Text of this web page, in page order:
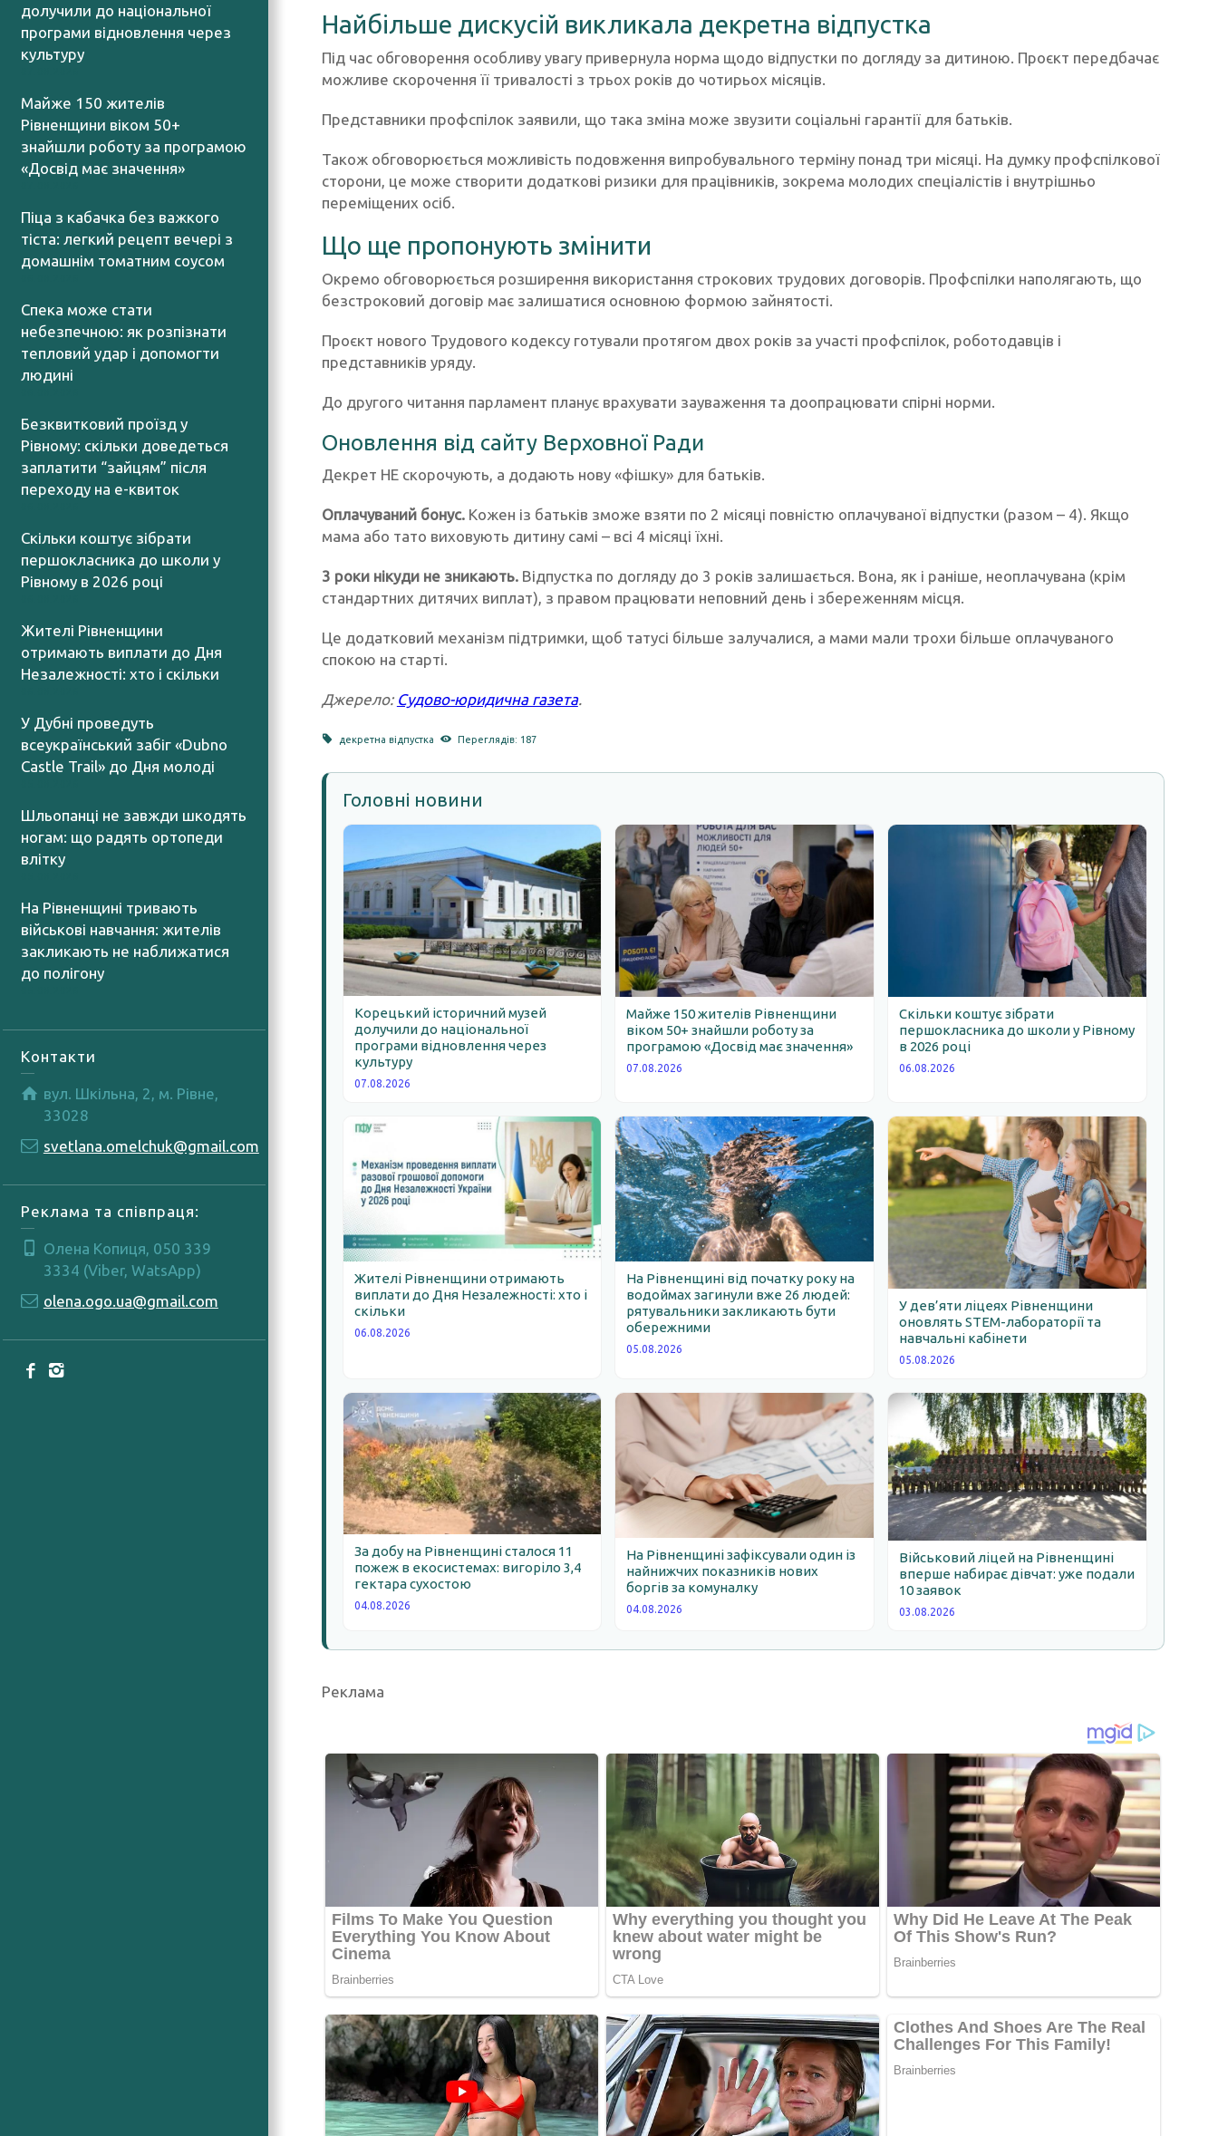
долучили до національної
програми відновлення через
культуру
Майже 150 жителів
Рівненщини віком 50+
знайшли роботу за програмою
«Досвід має значення»
Піца з кабачка без важкого
тіста: легкий рецепт вечері з
домашнім томатним соусом
Спека може стати
небезпечною: як розпізнати
тепловий удар і допомогти
людині
Безквитковий проїзд у
Рівному: скільки доведеться
заплатити “зайцям” після
переходу на е-квиток
Скільки коштує зібрати
першокласника до школи у
Рівному в 2026 році
Жителі Рівненщини
отримають виплати до Дня
Незалежності: хто і скільки
У Дубні проведуть
всеукраїнський забіг «Dubno
Castle Trail» до Дня молоді
Шльопанці не завжди шкодять
ногам: що радять ортопеди
влітку
На Рівненщині тривають
військові навчання: жителів
закликають не наближатися
до полігону
Контакти
вул. Шкільна, 2, м. Рівне,
33028
svetlana.omelchuk@gmail.com
Реклама та співпраця:
Олена Копиця, 050 339
3334 (Viber, WatsApp)
olena.ogo.ua@gmail.com
Найбільше дискусій викликала декретна відпустка
Під час обговорення особливу увагу привернула норма щодо відпустки по догляду за дитиною. Проєкт передбачає
можливе скорочення її тривалості з трьох років до чотирьох місяців.
Представники профспілок заявили, що така зміна може звузити соціальні гарантії для батьків.
Також обговорюється можливість подовження випробувального терміну понад три місяці. На думку профспілкової
сторони, це може створити додаткові ризики для працівників, зокрема молодих спеціалістів і внутрішньо
переміщених осіб.
Що ще пропонують змінити
Окремо обговорюється розширення використання строкових трудових договорів. Профспілки наполягають, що
безстроковий договір має залишатися основною формою зайнятості.
Проєкт нового Трудового кодексу готували протягом двох років за участі профспілок, роботодавців і
представників уряду.
До другого читання парламент планує врахувати зауваження та доопрацювати спірні норми.
Оновлення від сайту Верховної Ради
Декрет НЕ скорочують, а додають нову «фішку» для батьків.
Оплачуваний бонус.Кожен із батьків зможе взяти по 2 місяці повністю оплачуваної відпустки (разом – 4). Якщо
мама або тато виховують дитину самі – всі 4 місяці їхні.
3 роки нікуди не зникають.Відпустка по догляду до 3 років залишається. Вона, як і раніше, неоплачувана (крім
стандартних дитячих виплат), з правом працювати неповний день і збереженням місця.
Це додатковий механізм підтримки, щоб татусі більше залучалися, а мами мали трохи більше оплачуваного
спокою на старті.
Джерело: Судово-юридична газета.
декретна відпустка Переглядів: 187
Головні новини
Корецький історичний музей
долучили до національної
програми відновлення через
культуру
07.08.2026
Майже 150 жителів Рівненщини
віком 50+ знайшли роботу за
програмою «Досвід має значення»
07.08.2026
Скільки коштує зібрати
першокласника до школи у Рівному
в 2026 році
06.08.2026
Жителі Рівненщини отримають
виплати до Дня Незалежності: хто і
скільки
06.08.2026
На Рівненщині від початку року на
водоймах загинули вже 26 людей:
рятувальники закликають бути
обережними
05.08.2026
У дев’яти ліцеях Рівненщини
оновлять STEM-лабораторії та
навчальні кабінети
05.08.2026
За добу на Рівненщині сталося 11
пожеж в екосистемах: вигоріло 3,4
гектара сухостою
04.08.2026
На Рівненщині зафіксували один із
найнижчих показників нових
боргів за комуналку
04.08.2026
Військовий ліцей на Рівненщині
вперше набирає дівчат: уже подали
10 заявок
03.08.2026
Реклама